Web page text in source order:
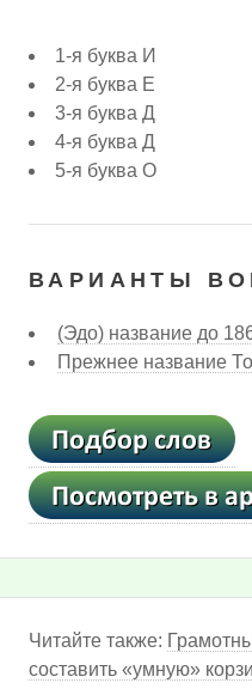
1-я буква И
2-я буква Е
3-я буква Д
4-я буква Д
5-я буква О
ВАРИАНТЫ
(Эдо) название до
Прежнее название
Читайте также:
составить «умную»